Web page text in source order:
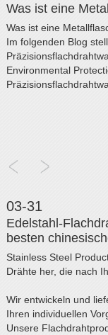
Was ist eine
Was ist eine
Im folgenden Blog
Environmental
03-31
Edelstahl-
besten
Stainless Steel
Drähte her, die nach
Wir entwickeln und
Ihren individuellen
Unsere